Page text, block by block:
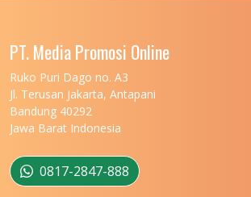
UNIVERSITAS MALIKUSSALEH
UNIVERSITAS MARITIM RAJA ALI HAJI
UNIVERSITAS MATARAM
UNIVERSITAS MULAWARMAN
UNIVERSITAS MUSAMUS
PT. Media Promosi Online
Ruko Puri Dago no. A3
Jl. Terusan Jakarta, Antapani
Bandung 40292
Jawa Barat Indonesia
0817-2847-888